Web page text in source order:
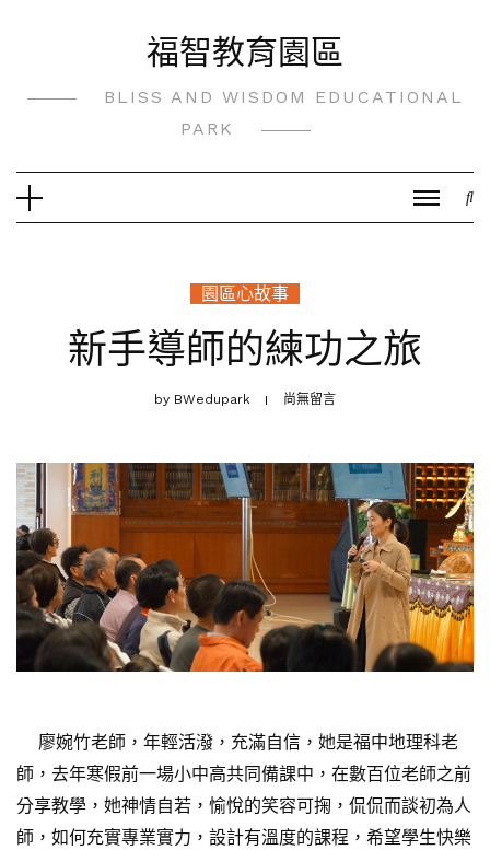
福智教育園區
BLISS AND WISDOM EDUCATIONAL
PARK
園區心故事
新手導師的練功之旅
by BWedupark 尚無留言
廖婉竹老師，年輕活潑，充滿自信，她是福中地理科老
師，去年寒假前一場小中高共同備課中，在數百位老師之前
分享教學，她神情自若，愉悅的笑容可掬，侃侃而談初為人
師，如何充實專業實力，設計有溫度的課程，希望學生快樂